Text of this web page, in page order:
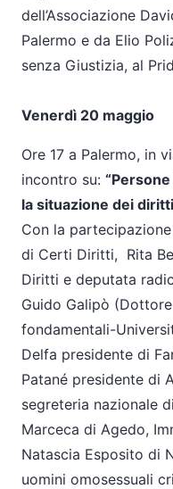
dell’Associazione
Palermo e da Elio
senza Giustizia, al
Venerdì 20 maggio
Ore 17 a Palermo, in
incontro su:
la situazione dei
Con la
di Certi Diritti, Rita
Diritti e deputata
Guido Galipò
fondamentali-
Delfa presidente di
Patané presidente di
segreteria nazionale
Marceca di Agedo,
Natascia Esposito di
uomini omosessuali